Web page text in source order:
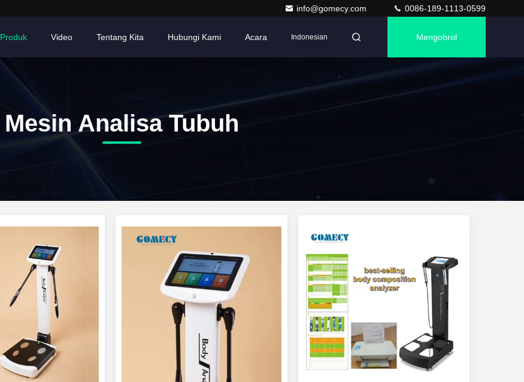
info@gomecy.com 0086-189-1113-0599
Produk Video Tentang Kita Hubungi Kami Acara Indonesian Mengobrol
Mesin Analisa Tubuh